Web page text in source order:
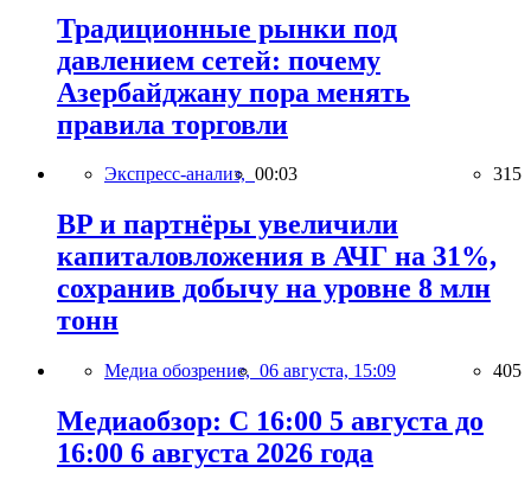
Традиционные рынки под
давлением сетей: почему
Азербайджану пора менять
правила торговли
Экспресс-анализ, 00:03 315
BP и партнёры увеличили
капиталовложения в АЧГ на 31%,
сохранив добычу на уровне 8 млн
тонн
Медиа обозрение, 06 августа, 15:09 405
Медиаобзор: С 16:00 5 августа до
16:00 6 августа 2026 года